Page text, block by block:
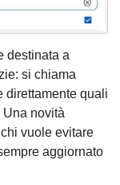
destinata a
si chiama
direttamente quali
novità
vuole evitare
aggiornato